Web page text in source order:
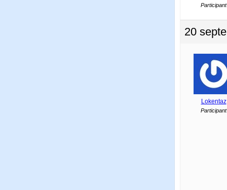
Participant
20
Lokentaz
Participant